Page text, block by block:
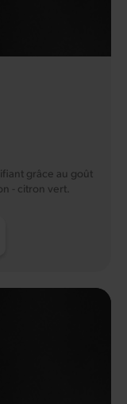
grâce au goût
- citron vert.